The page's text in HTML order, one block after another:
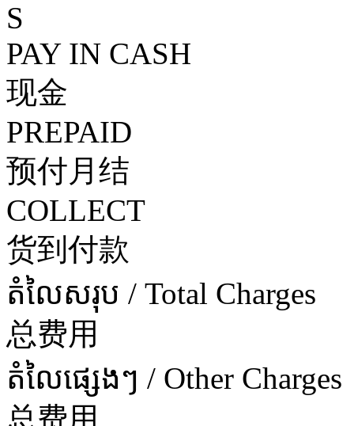
S
PAY IN CASH
现金
PREPAID
预付月结
COLLECT
货到付款
តំលៃសរុប / Total Charges
总费用
តំលៃផ្សេងៗ / Other Charges
总费用